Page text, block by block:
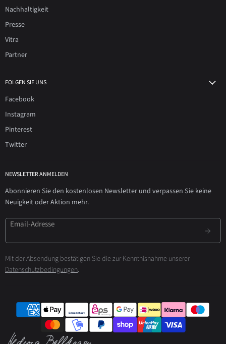
Nachhaltigkeit
Presse
Vitra
Partner
FOLGEN SIE UNS
Facebook
Instagram
Pinterest
Twitter
NEWSLETTER ANMELDEN
Abonnieren Sie den kostenlosen Newsletter und verpassen Sie keine
Neuigkeit oder Aktion mehr.
Email-Adresse
Mit der Absendung bestätigen Sie die zur Kenntnisnahme unserer
Datenschutzbedingungen.